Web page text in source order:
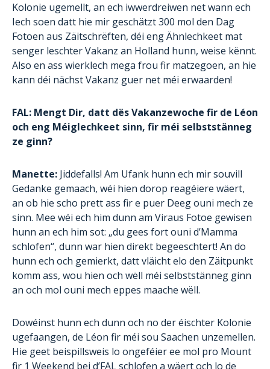
Kolonie ugemellt, an ech iwwerdreiwen net wann ech
Iech soen datt hie mir geschätzt 300 mol den Dag
Fotoen aus Zäitschrëften, déi eng Ähnlechkeet mat
senger leschter Vakanz an Holland hunn, weise kënnt.
Also en ass wierklech mega frou fir matzegoen, an hie
kann déi nächst Vakanz guer net méi erwaarden!
FAL: Mengt Dir, datt dës Vakanzewoche fir de Léon
och eng Méiglechkeet sinn, fir méi selbststänneg
ze ginn?
Manette: Jiddefalls! Am Ufank hunn ech mir souvill
Gedanke gemaach, wéi hien dorop reagéiere wäert,
an ob hie scho prett ass fir e puer Deeg ouni mech ze
sinn. Mee wéi ech him dunn am Viraus Fotoe gewisen
hunn an ech him sot: „du gees fort ouni d’Mamma
schlofen“, dunn war hien direkt begeeschtert! An do
hunn ech och gemierkt, datt vläicht elo den Zäitpunkt
komm ass, wou hien och wëll méi selbststänneg ginn
an och mol ouni mech eppes maache wëll.
Dowéinst hunn ech dunn och no der éischter Kolonie
ugefaangen, de Léon fir méi sou Saachen unzemellen.
Hie geet beispillsweis lo ongeféier ee mol pro Mount
fir 1 Weekend bei d’FAL schlofen a wäert och lo de